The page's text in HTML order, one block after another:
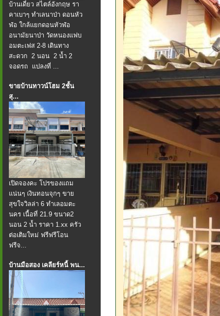
บ้านเดี่ยว สไตล์อังกฤษ รา
คาเบาๆ ทำเลนาป่า ดอนหัว
ฬ่อ ใกล้แยกดอนหัวฬ่อ
อนามัยนาป่า วัดหนองแฟบ
อมตะเฟส 2-8 เดินทาง
สะดวก 2 นอน 2 น้ำ 2
จอดรถ แปลงที่ ...
ขายบ้านทาวน์โฮม 2ชั้น
สุ...
เปิดจองคะ โปรของแถม
แน่นๆ เงินทอนจุกๆ ขาย
สุขใจวิลล่า 6 ทำเลอมตะ
นคร เนื้อที่ 21.9 ขนาด2
นอน 2 น้ำ ราคา 1.xx ครัว
ต่อเติมใหม่ ฟรีฟรีโอน
ฟรีจ...
บ้านมือสอง เคลียร์หนี้ พน...